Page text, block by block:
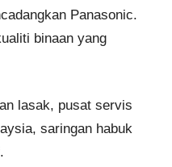
Panasonic.
binaan yang
lasak, pusat servis
saringan habuk